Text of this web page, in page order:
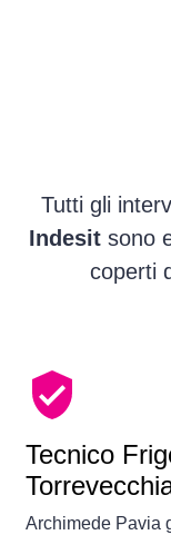
Tutti gli
Indesit sono
coperti
Tecnico
Archimede Pavia